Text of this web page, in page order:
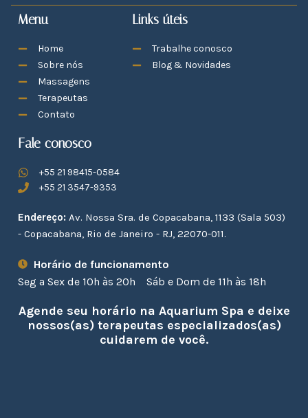
Menu
Home
Sobre nós
Massagens
Terapeutas
Contato
Links úteis
Trabalhe conosco
Blog & Novidades
Fale conosco
+55 21 98415-0584
+55 21 3547-9353
Endereço: Av. Nossa Sra. de Copacabana, 1133 (Sala 503)
- Copacabana, Rio de Janeiro - RJ, 22070-011.
Horário de funcionamento
Seg a Sex de 10h às 20h
Sáb e Dom de 11h às 18h
Agende seu horário na Aquarium Spa e deixe
nossos(as) terapeutas especializados(as)
cuidarem de você.